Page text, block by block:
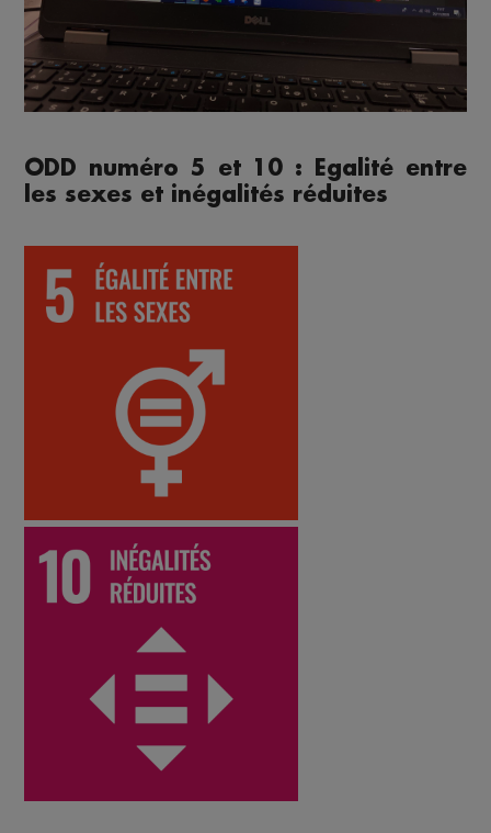
ODD numéro 5 et 10 : Egalité entre
les sexes et inégalités réduites